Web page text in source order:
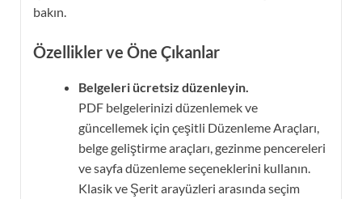
bakın.
Özellikler ve Öne Çıkanlar
Belgeleri ücretsiz düzenleyin.
PDF belgelerinizi düzenlemek ve
güncellemek için çeşitli Düzenleme Araçları,
belge geliştirme araçları, gezinme pencereleri
ve sayfa düzenleme seçeneklerini kullanın.
Klasik ve Şerit arayüzleri arasında seçim